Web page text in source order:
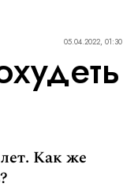
05.04.2022, 01:30
Как же